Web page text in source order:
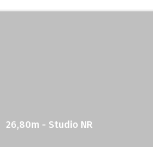
26,80m - Studio NR